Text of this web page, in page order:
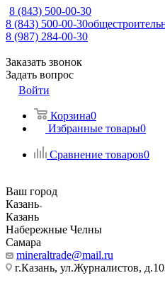
8 (843) 500-00-30
8 (843) 500-00-30
8 (987) 284-00-30
Заказать звонок
Задать вопрос
Войти
Корзина0
Избранные товары0
Сравнение товаров0
Ваш город
Казань
Казань
Набережные Челны
Самара
mineraltrade@mail.ru
г.Казань, ул.Журналистов,